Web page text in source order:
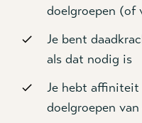
doelgroepen (of
Je bent
als dat nodig is
Je hebt affiniteit
doelgroepen